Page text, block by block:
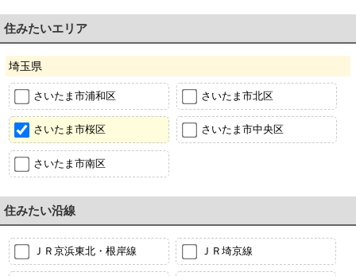
住みたいエリア
埼玉県
さいたま市浦和区 さいたま市北区
さいたま市桜区 さいたま市中央区
さいたま市南区
住みたい沿線
ＪＲ京浜東北・根岸線 ＪＲ埼京線